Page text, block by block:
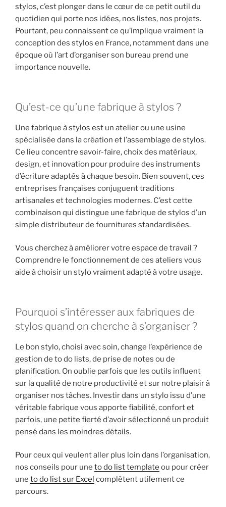
stylos, c’est plonger dans le cœur de ce petit outil du
quotidien qui porte nos idées, nos listes, nos projets.
Pourtant, peu connaissent ce qu’implique vraiment la
conception des stylos en France, notamment dans une
époque où l’art d’organiser son bureau prend une
importance nouvelle.
Qu’est-ce qu’une fabrique à stylos ?
Une fabrique à stylos est un atelier ou une usine
spécialisée dans la création et l’assemblage de stylos.
Ce lieu concentre savoir-faire, choix des matériaux,
design, et innovation pour produire des instruments
d’écriture adaptés à chaque besoin. Bien souvent, ces
entreprises françaises conjuguent traditions
artisanales et technologies modernes. C’est cette
combinaison qui distingue une fabrique de stylos d’un
simple distributeur de fournitures standardisées.
Vous cherchez à améliorer votre espace de travail ?
Comprendre le fonctionnement de ces ateliers vous
aide à choisir un stylo vraiment adapté à votre usage.
Pourquoi s’intéresser aux fabriques de
stylos quand on cherche à s’organiser ?
Le bon stylo, choisi avec soin, change l’expérience de
gestion de to do lists, de prise de notes ou de
planification. On oublie parfois que les outils influent
sur la qualité de notre productivité et sur notre plaisir à
organiser nos tâches. Investir dans un stylo issu d’une
véritable fabrique vous apporte fiabilité, confort et
parfois, une petite fierté d’avoir sélectionné un produit
pensé dans les moindres détails.
Pour ceux qui veulent aller plus loin dans l’organisation,
nos conseils pour une to do list template ou pour créer
une to do list sur Excel complètent utilement ce
parcours.